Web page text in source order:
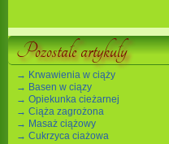
Pozostałe artykuły
→ Krwawienia w ciąży
→ Basen w ciązy
→ Opiekunka cieżarnej
→ Ciąża zagrożona
→ Masaż ciążowy
→ Cukrzyca ciażowa